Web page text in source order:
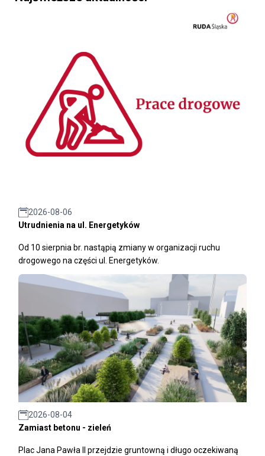
2026-08-06
Utrudnienia na ul. Energetyków
Od 10 sierpnia br. nastąpią zmiany w organizacji ruchu
drogowego na części ul. Energetyków.
2026-08-04
Zamiast betonu - zieleń
Plac Jana Pawła II przejdzie gruntowną i długo oczekiwaną